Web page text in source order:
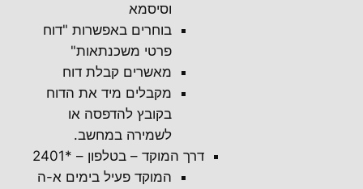
וסיסמא
בוחרים באפשרות "דוח
פרטי משכנתאות"
מאשרים קבלת דוח
מקבלים מיד את הדוח
בקובץ להדפסה או
לשמירה במחשב.
דרך המוקד – בטלפון – *2401
המוקד פעיל בימים א-ה